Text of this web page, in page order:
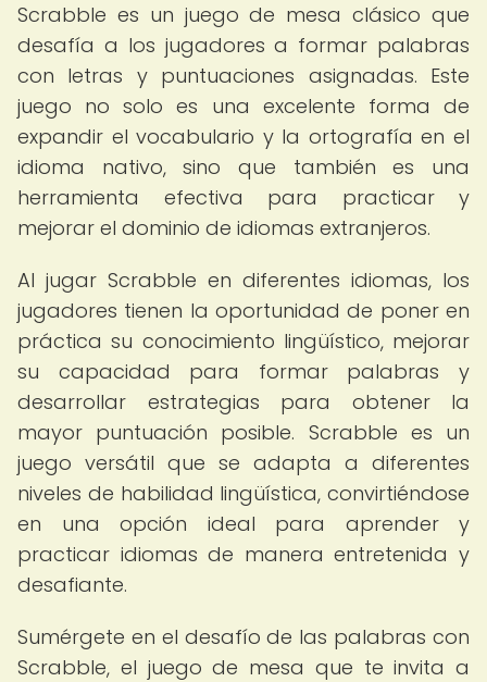
Scrabble es un juego de mesa clásico que
desafía a los jugadores a formar palabras
con letras y puntuaciones asignadas. Este
juego no solo es una excelente forma de
expandir el vocabulario y la ortografía en el
idioma nativo, sino que también es una
herramienta efectiva para practicar y
mejorar el dominio de idiomas extranjeros.
Al jugar Scrabble en diferentes idiomas, los
jugadores tienen la oportunidad de poner en
práctica su conocimiento lingüístico, mejorar
su capacidad para formar palabras y
desarrollar estrategias para obtener la
mayor puntuación posible. Scrabble es un
juego versátil que se adapta a diferentes
niveles de habilidad lingüística, convirtiéndose
en una opción ideal para aprender y
practicar idiomas de manera entretenida y
desafiante.
Sumérgete en el desafío de las palabras con
Scrabble, el juego de mesa que te invita a